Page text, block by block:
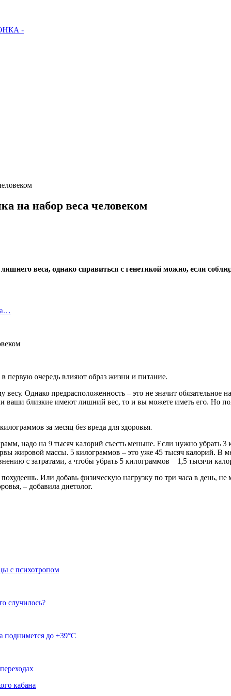
-
на набор веса человеком
веса, однако справиться с генетикой можно, если
первую очередь влияют образ жизни и питание.
Однако предрасположенность – это не значит обязательное
ваши близкие имеют лишний вес, то и вы можете иметь его. Но
за месяц без вреда для здоровья.
надо на 9 тысяч калорий съесть меньше. Если нужно убрать 3
жировой массы. 5 килограммов – это уже 45 тысяч калорий. В
с затратами, а чтобы убрать 5 килограммов – 1,5 тысячи
Или добавь физическую нагрузку по три часа в день,
– добавила диетолог.
с психотропом
случилось?
поднимется до +39°C
кабана